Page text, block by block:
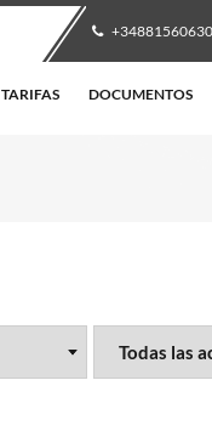
+34881560630
TARIFAS DOCUMENTOS